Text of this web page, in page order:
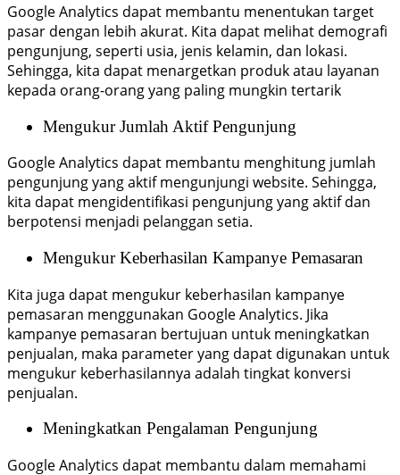
Google Analytics dapat membantu menentukan target
pasar dengan lebih akurat. Kita dapat melihat demografi
pengunjung, seperti usia, jenis kelamin, dan lokasi.
Sehingga, kita dapat menargetkan produk atau layanan
kepada orang-orang yang paling mungkin tertarik
Mengukur Jumlah Aktif Pengunjung
Google Analytics dapat membantu menghitung jumlah
pengunjung yang aktif mengunjungi website. Sehingga,
kita dapat mengidentifikasi pengunjung yang aktif dan
berpotensi menjadi pelanggan setia.
Mengukur Keberhasilan Kampanye Pemasaran
Kita juga dapat mengukur keberhasilan kampanye
pemasaran menggunakan Google Analytics. Jika
kampanye pemasaran bertujuan untuk meningkatkan
penjualan, maka parameter yang dapat digunakan untuk
mengukur keberhasilannya adalah tingkat konversi
penjualan.
Meningkatkan Pengalaman Pengunjung
Google Analytics dapat membantu dalam memahami